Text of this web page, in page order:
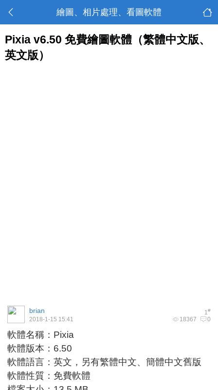
繪圖、相片處理、看圖軟體
Pixia v6.50 免費繪圖軟體（繁體中文版、
英文版）
1#
brian
18367 0
2018-1-15 15:41
軟體名稱：Pixia
軟體版本：6.50
軟體語言：英文，另有繁體中文、簡體中文舊版
軟體性質：免費軟體